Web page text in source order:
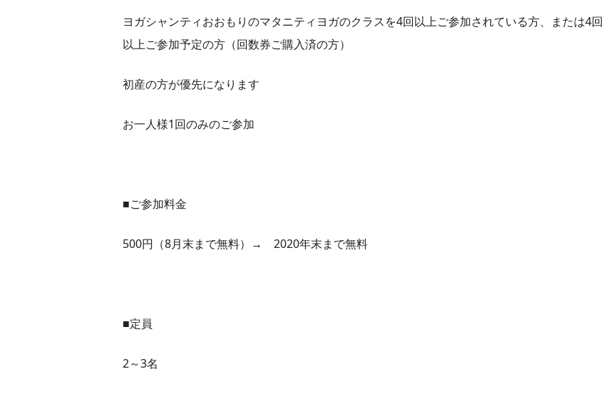
ヨガシャンティおおもりのマタニティヨガのクラスを4回以上ご参加されている方、または4回
以上ご参加予定の方（回数券ご購入済の方）
初産の方が優先になります
お一人様1回のみのご参加
■ご参加料金
500円（8月末まで無料）→ 2020年末まで無料
■定員
2～3名